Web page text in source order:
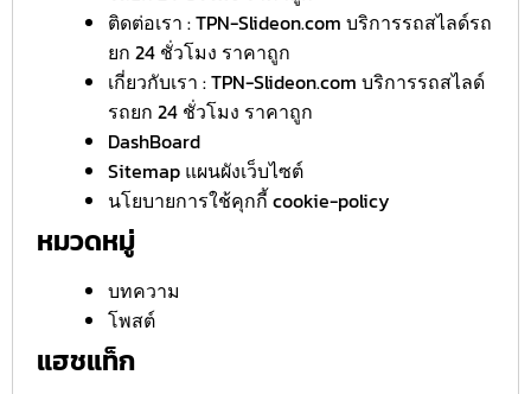
ติดต่อเรา : TPN-Slideon.com บริการรถสไลด์รถ
ยก 24 ชั่วโมง ราคาถูก
เกี่ยวกับเรา : TPN-Slideon.com บริการรถสไลด์
รถยก 24 ชั่วโมง ราคาถูก
DashBoard
Sitemap แผนผังเว็บไซต์
นโยบายการใช้คุกกี้ cookie-policy
หมวดหมู่
บทความ
โพสต์
แฮชแท็ก